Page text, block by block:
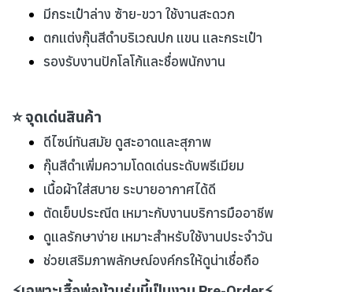
มีกระเป๋าล่าง ซ้าย-ขวา ใช้งานสะดวก
ตกแต่งกุ๊นสีดำบริเวณปก แขน และกระเป๋า
รองรับงานปักโลโก้และชื่อพนักงาน
⭐ จุดเด่นสินค้า
ดีไซน์ทันสมัย ดูสะอาดและสุภาพ
กุ๊นสีดำเพิ่มความโดดเด่นระดับพรีเมียม
เนื้อผ้าใส่สบาย ระบายอากาศได้ดี
ตัดเย็บประณีต เหมาะกับงานบริการมืออาชีพ
ดูแลรักษาง่าย เหมาะสำหรับใช้งานประจำวัน
ช่วยเสริมภาพลักษณ์องค์กรให้ดูน่าเชื่อถือ